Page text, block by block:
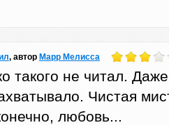
, автор Марр Мелисса
такого не читал.
Чистая
любовь...